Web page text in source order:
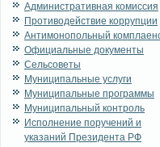
Административная комиссия
Противодействие коррупции
Антимонопольный
Официальные документы
Сельсоветы
Муниципальные услуги
Муниципальные программы
Муниципальный контроль
Исполнение поручений и
указаний Президента РФ